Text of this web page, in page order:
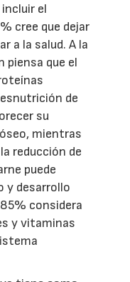
el
cree que dejar
a la salud. A la
piensa que el
de
su
mientras
reducción de
puede
y desarrollo
considera
y vitaminas